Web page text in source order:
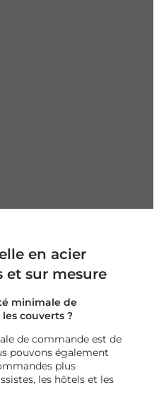
en acier
et sur mesure
minimale de
couverts ?
de commande est de
pouvons également
plus
les hôtels et les